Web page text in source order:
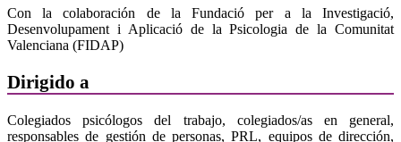
Con la colaboración de la Fundació per a la Investigació,
Desenvolupament i Aplicació de la Psicologia de la Comunitat
Valenciana (FIDAP)
Dirigido a
Colegiados psicólogos del trabajo, colegiados/as en general,
responsables de gestión de personas, PRL, equipos de dirección,